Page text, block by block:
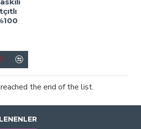
the end of the list.